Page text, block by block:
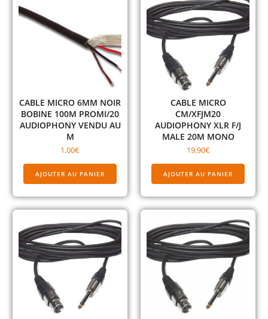
CABLE MICRO 6MM NOIR
BOBINE 100M PROMI/20
AUDIOPHONY VENDU AU
M
1,00€
AJOUTER AU PANIER
CABLE MICRO
CM/XFJM20
AUDIOPHONY XLR F/J
MALE 20M MONO
19,90€
AJOUTER AU PANIER